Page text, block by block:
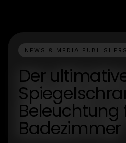
NEWS & MEDIA PUBLISHERS
Der
Beleuchtung
Badezimmer